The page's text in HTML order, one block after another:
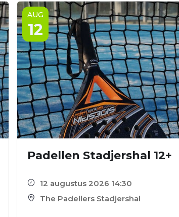
AUG
12
Padellen Stadjershal 12+
12 augustus 2026 14:30
The Padellers Stadjershal